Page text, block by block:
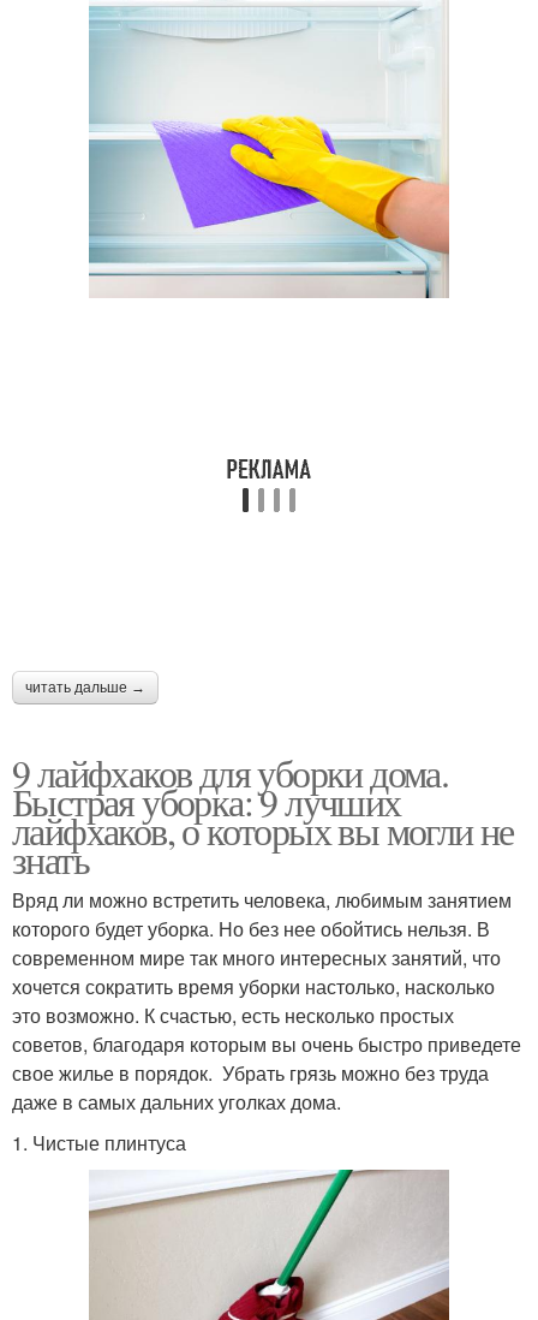
читать дальше →
9 лайфхаков для уборки дома.
Быстрая уборка: 9 лучших
лайфхаков, о которых вы могли не
знать
Вряд ли можно встретить человека, любимым занятием
которого будет уборка. Но без нее обойтись нельзя. В
современном мире так много интересных занятий, что
хочется сократить время уборки настолько, насколько
это возможно. К счастью, есть несколько простых
советов, благодаря которым вы очень быстро приведете
свое жилье в порядок. Убрать грязь можно без труда
даже в самых дальних уголках дома.
1. Чистые плинтуса